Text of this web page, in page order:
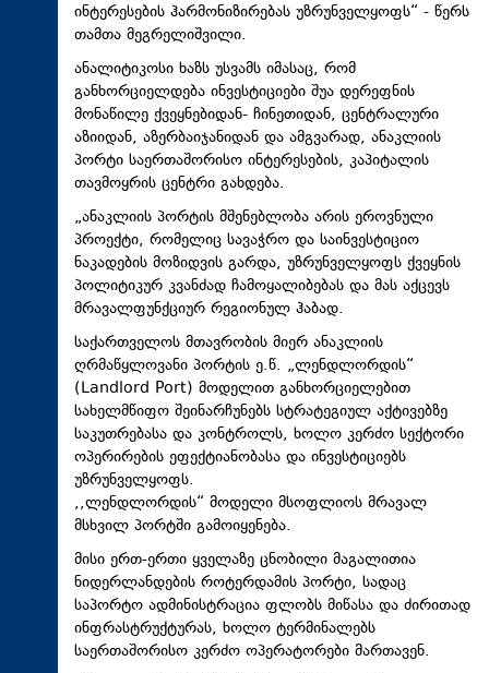
ინტერესების ჰარმონიზირებას უზრუნველყოფს“ - წერს
თამთა მეგრელიშვილი.
ანალიტიკოსი ხაზს უსვამს იმასაც, რომ
განხორციელდება ინვესტიციები შუა დერეფნის
მონაწილე ქვეყნებიდან- ჩინეთიდან, ცენტრალური
აზიიდან, აზერბაიჯანიდან და ამგვარად, ანაკლიის
პორტი საერთაშორისო ინტერესების, კაპიტალის
თავმოყრის ცენტრი გახდება.
„ანაკლიის პორტის მშენებლობა არის ეროვნული
პროექტი, რომელიც სავაჭრო და საინვესტიციო
ნაკადების მოზიდვის გარდა, უზრუნველყოფს ქვეყნის
პოლიტიკურ კვანძად ჩამოყალიბებას და მას აქცევს
მრავალფუნქციურ რეგიონულ ჰაბად.
საქართველოს მთავრობის მიერ ანაკლიის
ღრმაწყლოვანი პორტის ე.წ. „ლენდლორდის“
(Landlord Port) მოდელით განხორციელებით
სახელმწიფო შეინარჩუნებს სტრატეგიულ აქტივებზე
საკუთრებასა და კონტროლს, ხოლო კერძო სექტორი
ოპერირების ეფექტიანობასა და ინვესტიციებს
უზრუნველყოფს.
,,ლენდლორდის“ მოდელი მსოფლიოს მრავალ
მსხვილ პორტში გამოიყენება.
მისი ერთ-ერთი ყველაზე ცნობილი მაგალითია
ნიდერლანდების როტერდამის პორტი, სადაც
საპორტო ადმინისტრაცია ფლობს მიწასა და ძირითად
ინფრასტრუქტურას, ხოლო ტერმინალებს
საერთაშორისო კერძო ოპერატორები მართავენ.